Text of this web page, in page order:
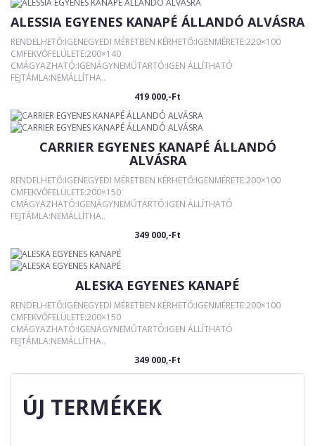
ALESSIA EGYENES KANAPÉ ÁLLANDÓ ALVÁSRA
RENDELHETŐ:IGENEGYEDI MÉRETBEN KÉRHETŐ:IGENMÉRETE:220×100
CMFEKVŐFELÜLETE:200×140
CMÁGYAZHATÓ:IGENÁGYNEMŰTARTÓ:IGEN ÁLLÍTHATÓ
FEJTÁMLA:NEMÁLLÍTHA..
419 000,-Ft
CARRIER EGYENES KANAPÉ ÁLLANDÓ
ALVÁSRA
RENDELHETŐ:IGENEGYEDI MÉRETBEN KÉRHETŐ:IGENMÉRETE:200×100
CMFEKVŐFELÜLETE:200×150
CMÁGYAZHATÓ:IGENÁGYNEMŰTARTÓ:IGEN ÁLLÍTHATÓ
FEJTÁMLA:NEMÁLLÍTHA..
349 000,-Ft
ALESKA EGYENES KANAPÉ
RENDELHETŐ:IGENEGYEDI MÉRETBEN KÉRHETŐ:IGENMÉRETE:200×100
CMFEKVŐFELÜLETE:200×150
CMÁGYAZHATÓ:IGENÁGYNEMŰTARTÓ:IGEN ÁLLÍTHATÓ
FEJTÁMLA:NEMÁLLÍTHA..
349 000,-Ft
ÚJ TERMÉKEK